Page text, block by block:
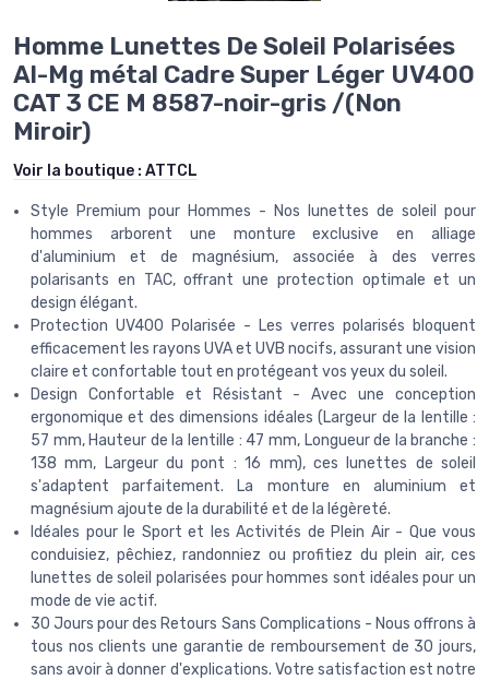
Homme Lunettes De Soleil Polarisées
Al-Mg métal Cadre Super Léger UV400
CAT 3 CE M 8587-noir-gris /(Non
Miroir)
Voir la boutique : ATTCL
Style Premium pour Hommes - Nos lunettes de soleil pour
hommes arborent une monture exclusive en alliage
d'aluminium et de magnésium, associée à des verres
polarisants en TAC, offrant une protection optimale et un
design élégant.
Protection UV400 Polarisée - Les verres polarisés bloquent
efficacement les rayons UVA et UVB nocifs, assurant une vision
claire et confortable tout en protégeant vos yeux du soleil.
Design Confortable et Résistant - Avec une conception
ergonomique et des dimensions idéales (Largeur de la lentille :
57 mm, Hauteur de la lentille : 47 mm, Longueur de la branche :
138 mm, Largeur du pont : 16 mm), ces lunettes de soleil
s'adaptent parfaitement. La monture en aluminium et
magnésium ajoute de la durabilité et de la légèreté.
Idéales pour le Sport et les Activités de Plein Air - Que vous
conduisiez, pêchiez, randonniez ou profitiez du plein air, ces
lunettes de soleil polarisées pour hommes sont idéales pour un
mode de vie actif.
30 Jours pour des Retours Sans Complications - Nous offrons à
tous nos clients une garantie de remboursement de 30 jours,
sans avoir à donner d'explications. Votre satisfaction est notre